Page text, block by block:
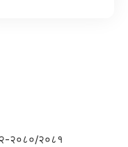
२०८०/२०८१